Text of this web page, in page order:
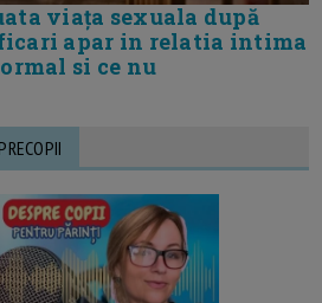
viața sexuala după
apar in relatia intima
si ce nu